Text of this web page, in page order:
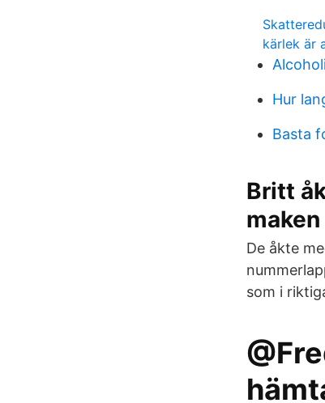
kärlek är
Hur
Basta
Britt
maken
De åkte
som i